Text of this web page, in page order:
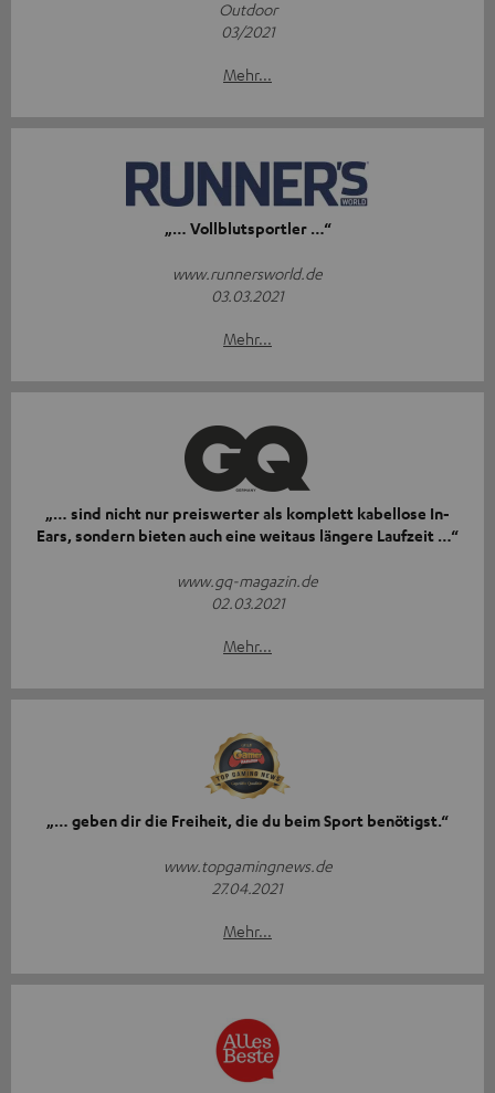
Outdoor
03/2021
Mehr...
„… Vollblutsportler …“
www.runnersworld.de
03.03.2021
Mehr...
„… sind nicht nur preiswerter als komplett kabellose In-
Ears, sondern bieten auch eine weitaus längere Laufzeit …“
www.gq-magazin.de
02.03.2021
Mehr...
„… geben dir die Freiheit, die du beim Sport benötigst.“
www.topgamingnews.de
27.04.2021
Mehr...